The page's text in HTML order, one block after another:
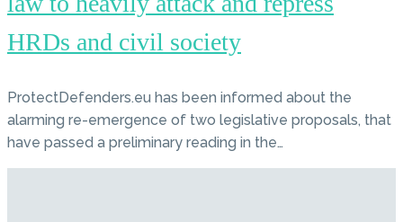
HRDs and civil society
ProtectDefenders.eu has been informed about the
alarming re-emergence of two legislative proposals, that
have passed a preliminary reading in the…